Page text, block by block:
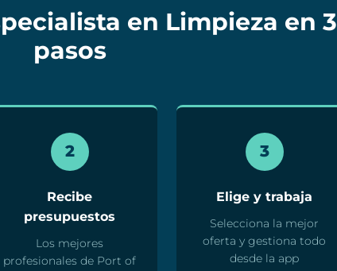
en Limpieza en 3
pasos
2
Recibe
presupuestos
Los mejores
profesionales de Port of
3
Elige y trabaja
Selecciona la mejor
oferta y gestiona todo
desde la app